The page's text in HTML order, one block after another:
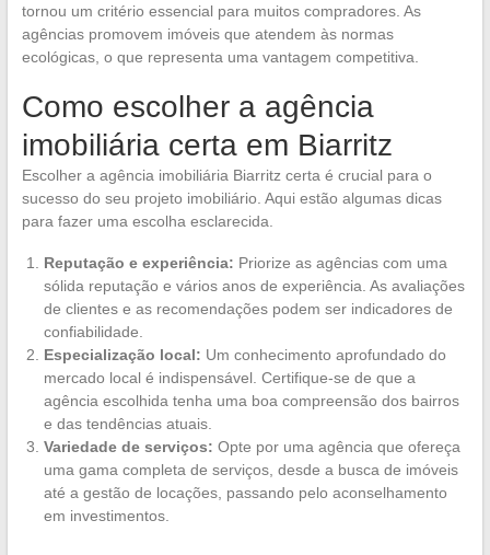
tornou um critério essencial para muitos compradores. As
agências promovem imóveis que atendem às normas
ecológicas, o que representa uma vantagem competitiva.
Como escolher a agência
imobiliária certa em Biarritz
Escolher a agência imobiliária Biarritz certa é crucial para o
sucesso do seu projeto imobiliário. Aqui estão algumas dicas
para fazer uma escolha esclarecida.
Reputação e experiência: Priorize as agências com uma
sólida reputação e vários anos de experiência. As avaliações
de clientes e as recomendações podem ser indicadores de
confiabilidade.
Especialização local: Um conhecimento aprofundado do
mercado local é indispensável. Certifique-se de que a
agência escolhida tenha uma boa compreensão dos bairros
e das tendências atuais.
Variedade de serviços: Opte por uma agência que ofereça
uma gama completa de serviços, desde a busca de imóveis
até a gestão de locações, passando pelo aconselhamento
em investimentos.